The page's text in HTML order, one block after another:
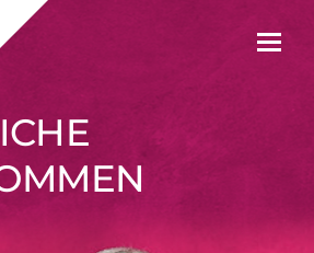
www.diakonie-
Klinikum. Wir
dich.